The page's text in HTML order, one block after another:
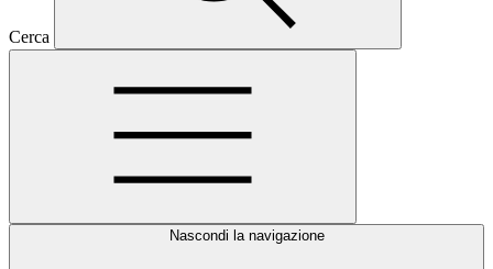
Cerca
Nascondi la navigazione